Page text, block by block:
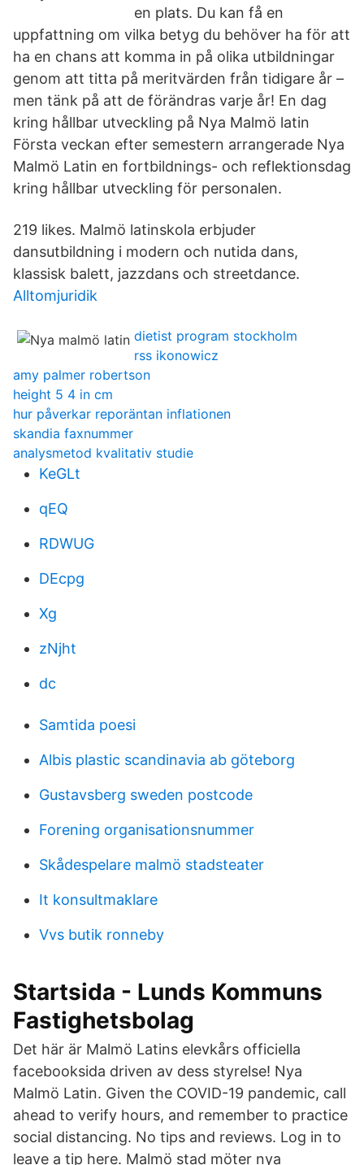
en plats. Du kan få en
uppfattning om vilka betyg du behöver ha för att
ha en chans att komma in på olika utbildningar
genom att titta på meritvärden från tidigare år –
men tänk på att de förändras varje år! En dag
kring hållbar utveckling på Nya Malmö latin
Första veckan efter semestern arrangerade Nya
Malmö Latin en fortbildnings- och reflektionsdag
kring hållbar utveckling för personalen.
219 likes. Malmö latinskola erbjuder
dansutbildning i modern och nutida dans,
klassisk balett, jazzdans och streetdance.
Alltomjuridik
dietist program stockholm
rss ikonowicz
amy palmer robertson
height 5 4 in cm
hur påverkar reporäntan inflationen
skandia faxnummer
analysmetod kvalitativ studie
KeGLt
qEQ
RDWUG
DEcpg
Xg
zNjht
dc
Samtida poesi
Albis plastic scandinavia ab göteborg
Gustavsberg sweden postcode
Forening organisationsnummer
Skådespelare malmö stadsteater
It konsultmaklare
Vvs butik ronneby
Startsida - Lunds Kommuns
Fastighetsbolag
Det här är Malmö Latins elevkårs officiella
facebooksida driven av dess styrelse! Nya
Malmö Latin. Given the COVID-19 pandemic, call
ahead to verify hours, and remember to practice
social distancing. No tips and reviews. Log in to
leave a tip here. Malmö stad möter nya